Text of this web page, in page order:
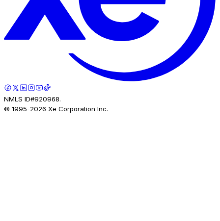
NMLS ID#920968.
© 1995-2026 Xe Corporation Inc.